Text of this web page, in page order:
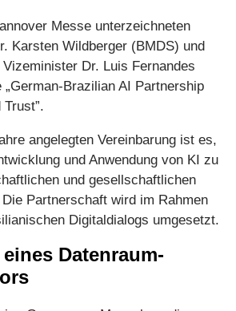
Messe unterzeichneten
Karsten Wildberger (BMDS) und
Dr. Luis Fernandes
Brazilian AI Partnership
angelegten Vereinbarung ist es,
und Anwendung von KI zu
und gesellschaftlichen
Partnerschaft wird im Rahmen
Digitaldialogs umgesetzt.
Datenraum-